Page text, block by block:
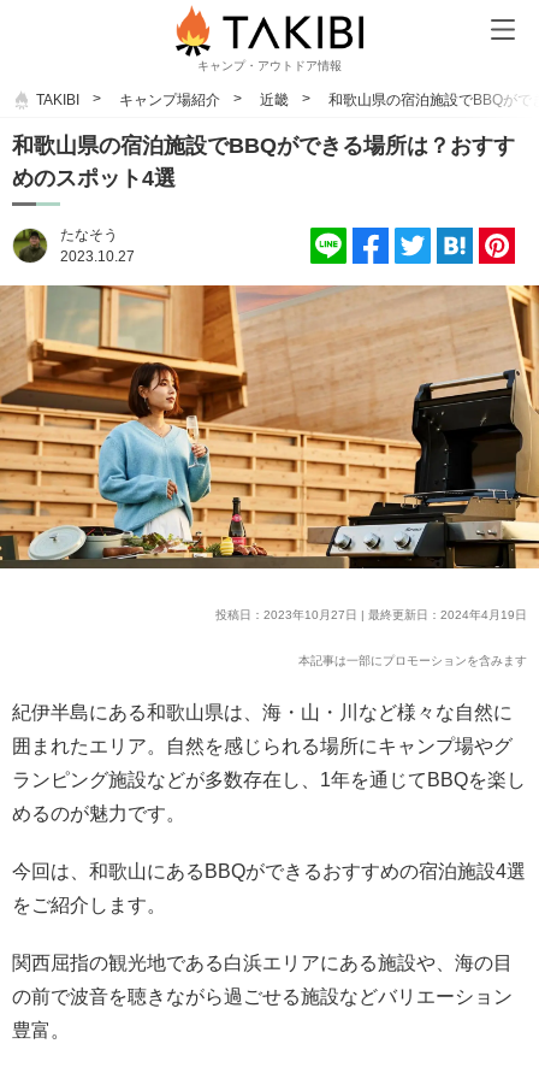
キャンプ・アウトドア情報
TAKIBI キャンプ場紹介 近畿 和歌山県の宿泊施設でBBQが
和歌山県の宿泊施設でBBQができる場所は？おすす
めのスポット4選
たなそう
2023.10.27
投稿日：2023年10月27日 | 最終更新日：2024年4月19日
本記事は一部にプロモーションを含みます
紀伊半島にある和歌山県は、海・山・川など様々な自然に
囲まれたエリア。自然を感じられる場所にキャンプ場やグ
ランピング施設などが多数存在し、1年を通じてBBQを楽し
めるのが魅力です。
今回は、和歌山にあるBBQができるおすすめの宿泊施設4選
をご紹介します。
関西屈指の観光地である白浜エリアにある施設や、海の目
の前で波音を聴きながら過ごせる施設などバリエーション
豊富。